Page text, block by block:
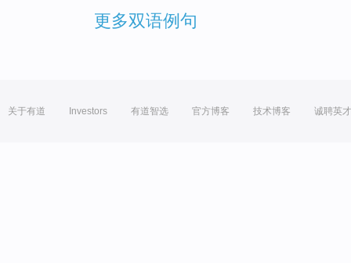
更多双语例句
关于有道 Investors 有道智选 官方博客 技术博客 诚聘英才